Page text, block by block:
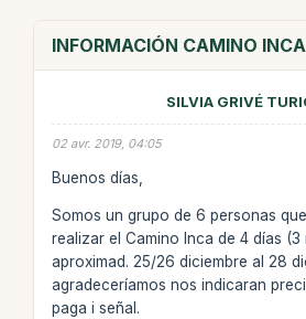
INFORMACIÓN CAMINO INCA
SILVIA GRIVÉ
02 avr. 2019, 04:05
Buenos días,
Somos un grupo de 6 personas
realizar el Camino Inca de 4 días
aproximad. 25/26 diciembre al 28
agradeceríamos nos indicaran
paga i señal.